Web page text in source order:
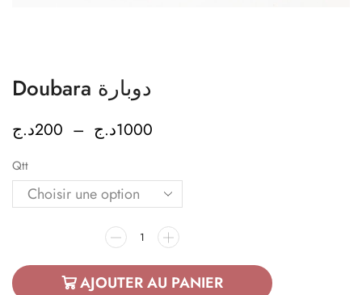
Doubara دوبارة
200د.ج – 1000د.ج
Qtt
AJOUTER AU PANIER